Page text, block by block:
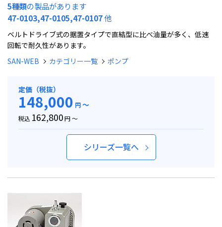
5種類の製品があります
47-0103,47-0105,47-0107他
ベルトドライブ式の据置タイプで直結型に比べ油量が多く、低速
回転で耐久性があります。
SAN-WEB
カテゴリー一覧 ポンプ
定価（税抜）
148,000 円～
税込 162,800円 ～
シリーズ一覧へ